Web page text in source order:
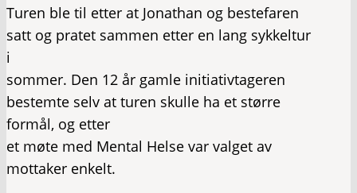
Turen ble til etter at Jonathan og bestefaren
satt og pratet sammen etter en lang sykkeltur
i
sommer. Den 12 år gamle initiativtageren
bestemte selv at turen skulle ha et større
formål, og etter
et møte med Mental Helse var valget av
mottaker enkelt.